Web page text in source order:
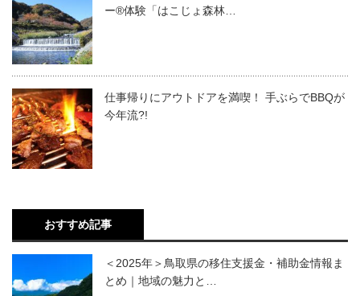
ー®体験「はこじょ森林…
仕事帰りにアウトドアを満喫！ 手ぶらでBBQが
今年流?!
おすすめ記事
＜2025年＞鳥取県の移住支援金・補助金情報ま
とめ｜地域の魅力と…